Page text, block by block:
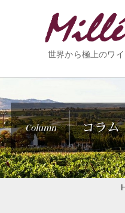
世界から極上のワ
Column コラム